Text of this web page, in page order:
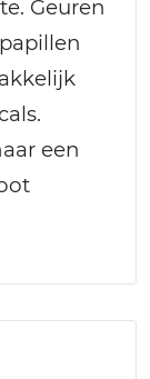
Geuren
een